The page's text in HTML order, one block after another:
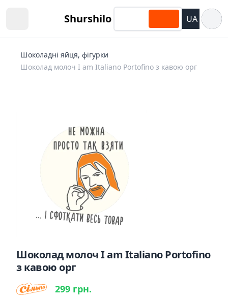
Shurshilo UA
Шоколадні яйця, фігурки
Шоколад молоч I am Italiano Portofino з кавою орг
Шоколад молоч I am Italiano Portofino
з кавою орг
299 грн.